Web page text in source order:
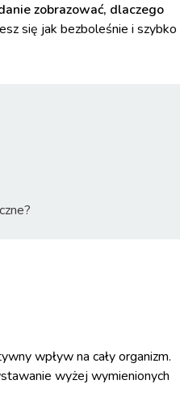
zobrazować, dlaczego
się jak bezboleśnie i szybko
wpływ na cały organizm.
wyżej wymienionych